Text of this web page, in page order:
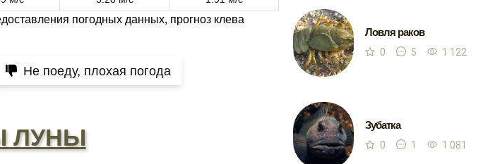
погодных данных, прогноз клева
Не поеду, плохая погода
ЛУНЫ
Ловля раков
0 5 1 122
Зубатка
0 1 1 081